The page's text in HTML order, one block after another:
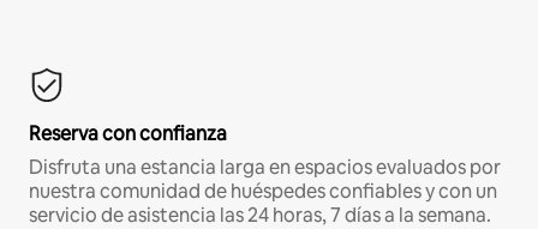
Reserva con confianza
Disfruta una estancia larga en espacios evaluados por
nuestra comunidad de huéspedes confiables y con un
servicio de asistencia las 24 horas, 7 días a la semana.